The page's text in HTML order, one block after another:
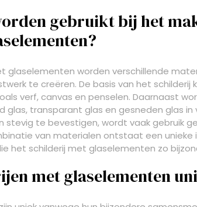
gebruikt bij het
glaselementen worden verschillende
te creëren. De basis van het schilderij
verf, canvas en penselen. Daarnaast
glas, transparant glas en gesneden glas in
stevig te bevestigen, wordt vaak gebruik
van materialen ontstaat een
het schilderij met glaselementen zo
met glaselementen